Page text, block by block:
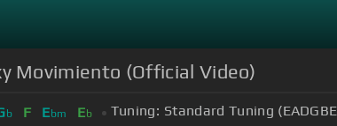
Movimiento (Official Video)
b F Ebm Eb Tuning: Standard Tuning